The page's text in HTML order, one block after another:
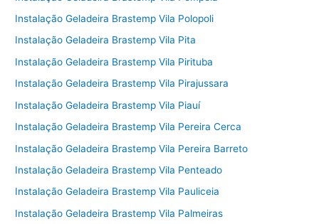
Instalação Geladeira Brastemp Vila Polopoli
Instalação Geladeira Brastemp Vila Pita
Instalação Geladeira Brastemp Vila Pirituba
Instalação Geladeira Brastemp Vila Pirajussara
Instalação Geladeira Brastemp Vila Piauí
Instalação Geladeira Brastemp Vila Pereira Cerca
Instalação Geladeira Brastemp Vila Pereira Barreto
Instalação Geladeira Brastemp Vila Penteado
Instalação Geladeira Brastemp Vila Pauliceia
Instalação Geladeira Brastemp Vila Palmeiras